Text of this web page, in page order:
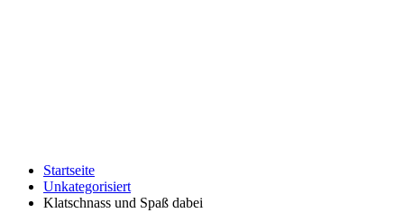
Startseite
Unkategorisiert
Klatschnass und Spaß dabei